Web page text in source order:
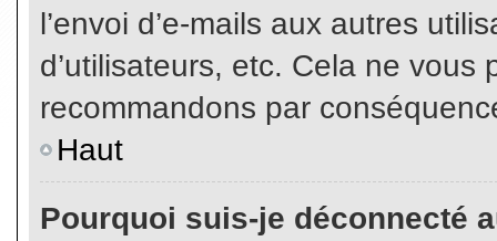
l’envoi d’e-mails aux autres
d’utilisateurs, etc. Cela ne vous
recommandons par
Haut
Pourquoi suis-je déconnecté